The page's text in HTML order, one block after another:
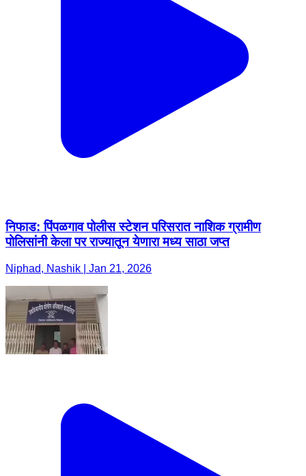
निफाड: पिंपळगाव पोलीस स्टेशन परिसरात नाशिक ग्रामीण
पोलिसांनी केला पर राज्यातून येणारा मध्य साठा जप्त
Niphad, Nashik | Jan 21, 2026